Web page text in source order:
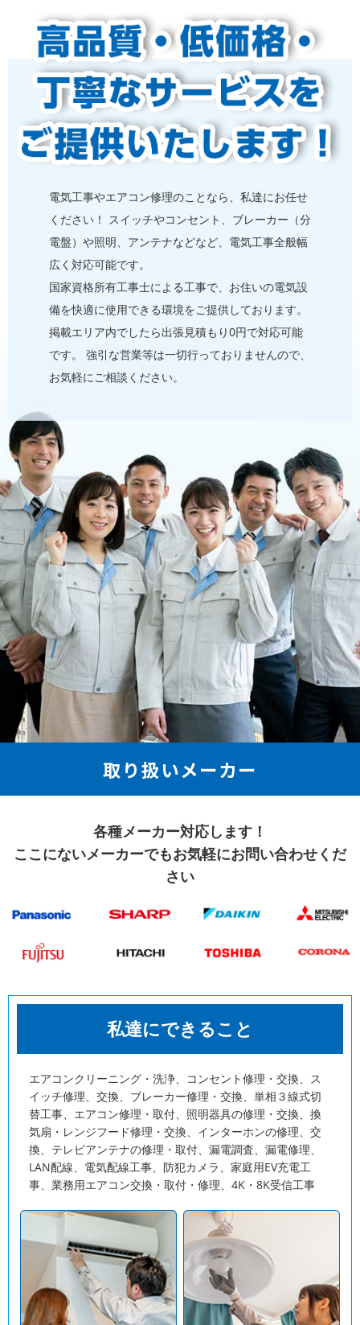
電気⼯事やエアコン修理のことなら、私達にお任せ
ください！ スイッチやコンセント、ブレーカー（分
電盤）や照明、アンテナなどなど、電気⼯事全般幅
広く対応可能です。
国家資格所有⼯事士による⼯事で、お住いの電気設
備を快適に使用できる環境をご提供しております。
掲載エリア内でしたら出張見積もり0円で対応可能
です。 強引な営業等は⼀切⾏っておりませんので、
お気軽にご相談ください。
取り扱いメーカー
各種メーカー対応します！
ここにないメーカーでもお気軽にお問い合わせくだ
さい
私達にできること
エアコンクリーニング・洗浄、コンセント修理・交換、ス
イッチ修理、交換、ブレーカー修理・交換、単相３線式切
替工事、エアコン修理・取付、照明器具の修理・交換、換
気扇・レンジフード修理・交換、インターホンの修理、交
換、テレビアンテナの修理・取付、漏電調査、漏電修理、
LAN配線、電気配線工事、防犯カメラ、家庭用EV充電工
事、業務用エアコン交換・取付・修理、4K・8K受信工事